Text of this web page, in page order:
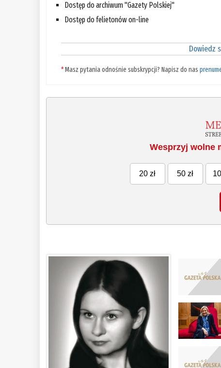
Dostęp do archiwum "Gazety Polskiej"
Dostęp do felietonów on-line
Dowiedz
*Masz pytania odnośnie subskrypcji? Napisz do nas
Wesprzyj wolne
20 zł 50 zł